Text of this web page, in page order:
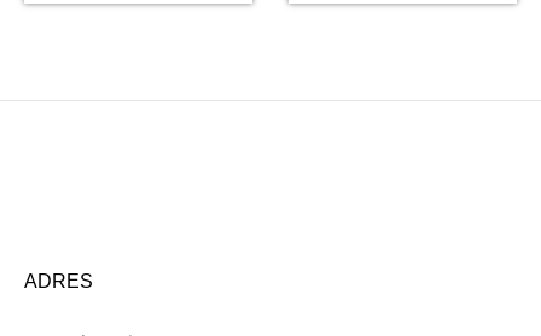
ADRES